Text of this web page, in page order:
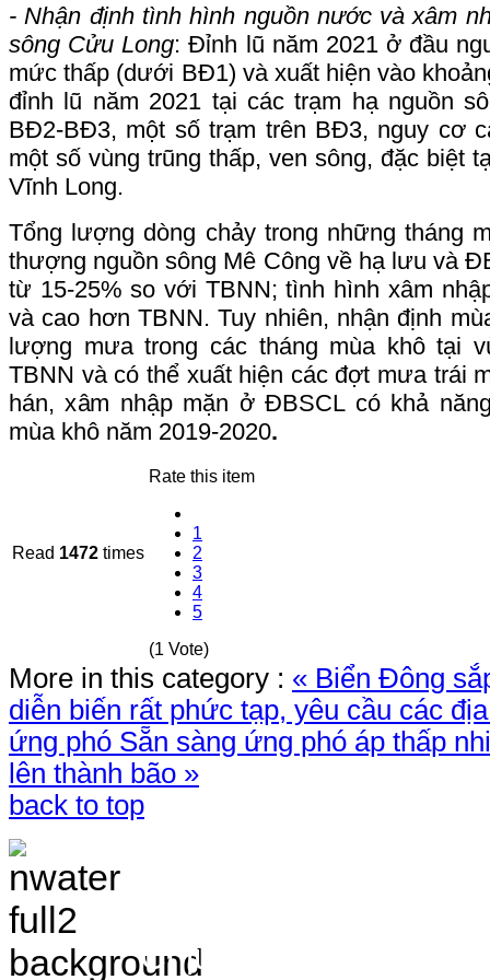
- Nhận định tình hình nguồn nước và xâm
sông Cửu Long: Đỉnh lũ năm 2021 ở đầu
mức thấp (dưới BĐ1) và xuất hiện vào
đỉnh lũ năm 2021 tại các trạm hạ nguồn
BĐ2-BĐ3, một số trạm trên BĐ3, nguy cơ
một số vùng trũng thấp, ven sông, đặc biệt
Vĩnh Long.
Tổng lượng dòng chảy trong những tháng
thượng nguồn sông Mê Công về hạ lưu và
từ 15-25% so với TBNN; tình hình xâm
và cao hơn TBNN. Tuy nhiên, nhận định
lượng mưa trong các tháng mùa khô tại
TBNN và có thể xuất hiện các đợt mưa trái
hán, xâm nhập mặn ở ĐBSCL có khả
mùa khô năm 2019-2020.
Read 1472 times
Rate this item
1
2
3
4
5
(1 Vote)
More in this category : « Biển Đông
diễn biến rất phức tạp, yêu cầu các
ứng phó Sẵn sàng ứng phó áp thấp
lên thành bão »
back to top
Chịu trách nhiệm nội